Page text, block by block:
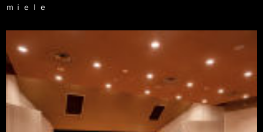
ｍｉｅｌｅ